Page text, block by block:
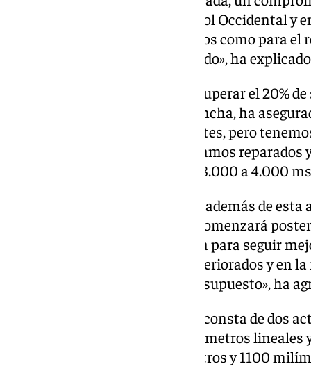
campos de golf de la Costa del Sol Occidental y
que tanto para el riego de campos como para el
es nuestro presente más preciado», ha
Aunque la actuación acaba de superar el 20%
delegada de Acosol, Matilde Mancha, ha
positivos». «Hay que ser prudentes, pero
optimistas viendo que en los tramos
conductividad de entre 7.000-18.000 a 4.000
Es por ello que ha afirmado que además de
está prevista en Marbella, que comenzará
seguirá trabajando en esta línea para seguir
integral «en los tramos más deteriorados y en
posibilidades de inversión y presupuesto», ha
En concreto, el proyecto actual consta de dos
Estepona, actuando sobre 1944 metros
otra, en Marbella, sobre 507 metros y 1100